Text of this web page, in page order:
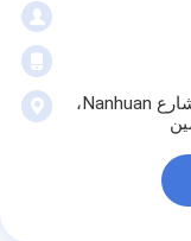
12F، الكتلة B، Xingzhan Plaza، رقم 446 شارع Nanhuan،